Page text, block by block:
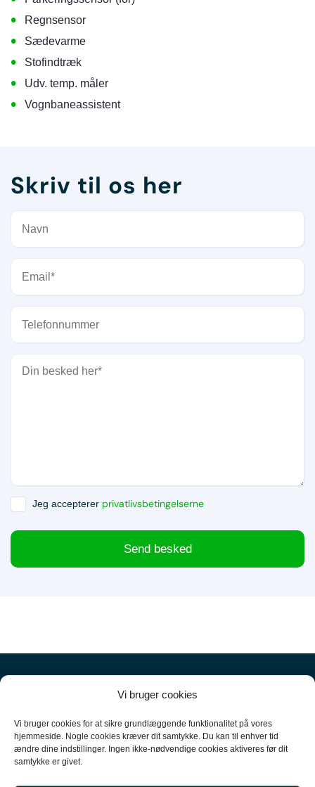
Vi bruger cookies
Vi bruger cookies for at sikre grundlæggende funktionalitet på vores
hjemmeside. Nogle cookies kræver dit samtykke. Du kan til enhver tid
ændre dine indstillinger. Ingen ikke-nødvendige cookies aktiveres før dit
samtykke er givet.
• Regnsensor
• Sædevarme
• Stofindtræk
• Udv. temp. måler
• Vognbaneassistent
Skriv til os her
Jeg accepterer privatlivsbetingelserne
Send besked
+45 61 10 52 10